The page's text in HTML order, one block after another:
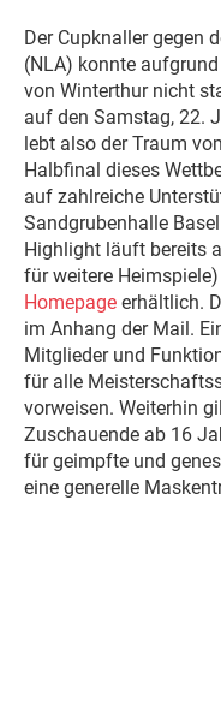
Der Cupknaller gegen
(NLA) konnte
von Winterthur nicht
auf den Samstag, 22.
lebt also der Traum
Halbfinal dieses
auf zahlreiche
Sandgrubenhalle
Highlight läuft bereits
für weitere
Homepage erhältlich.
im Anhang der Mail.
Mitglieder und
für alle
vorweisen. Weiterhin
Zuschauende ab 16
für geimpfte und
eine generelle